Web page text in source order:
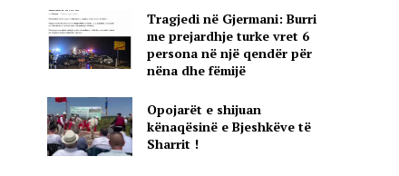
Tragjedi në Gjermani: Burri
me prejardhje turke vret 6
persona në një qendër për
nëna dhe fëmijë
Opojarët e shijuan
kënaqësinë e Bjeshkëve të
Sharrit !